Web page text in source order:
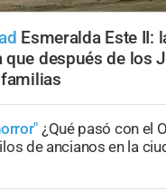
Esmeralda Este II:
que después de los
¿Qué pasó con el
de ancianos en la